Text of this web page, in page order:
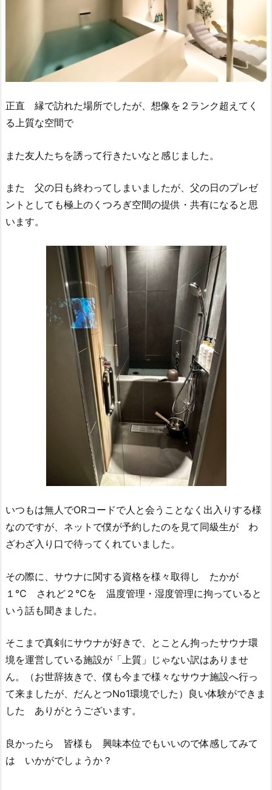
正直 縁で訪れた場所でしたが、想像を２ランク超えてく
る上質な空間で
また友人たちを誘って行きたいなと感じました。
また 父の日も終わってしまいましたが、父の日のプレゼ
ントとしても極上のくつろぎ空間の提供・共有になると思
います。
いつもは無人でORコードで人と会うことなく出入りする様
なのですが、ネットで僕が予約したのを見て同級生が わ
ざわざ入り口で待ってくれていました。
その際に、サウナに関する資格を様々取得し たかが
１℃ されど２℃を 温度管理・湿度管理に拘っていると
いう話も聞きました。
そこまで真剣にサウナが好きで、とことん拘ったサウナ環
境を運営している施設が「上質」じゃない訳はありませ
ん。（お世辞抜きで、僕も今まで様々なサウナ施設へ行っ
て来ましたが、だんとつNo1環境でした）良い体験ができま
した ありがとうございます。
良かったら 皆様も 興味本位でもいいので体感してみて
は いかがでしょうか？